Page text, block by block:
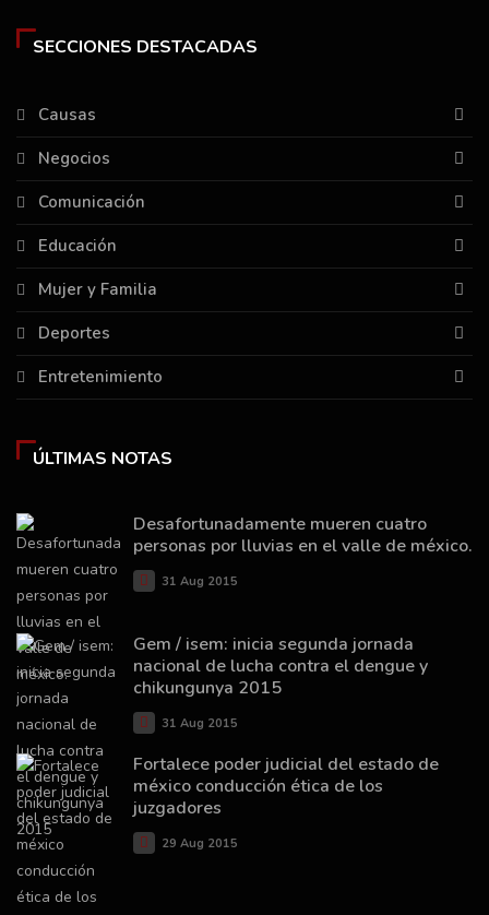
SECCIONES DESTACADAS
Causas
Negocios
Comunicación
Educación
Mujer y Familia
Deportes
Entretenimiento
ÚLTIMAS NOTAS
Desafortunadamente mueren cuatro
personas por lluvias en el valle de méxico.
31 Aug 2015
Gem / isem: inicia segunda jornada
nacional de lucha contra el dengue y
chikungunya 2015
31 Aug 2015
Fortalece poder judicial del estado de
méxico conducción ética de los
juzgadores
29 Aug 2015